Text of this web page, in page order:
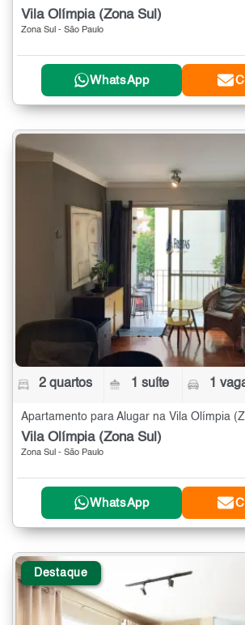
Vila Olímpia (Zona Sul)
Zona Sul - São Paulo
WhatsApp
2 quartos 1 suíte 1
Vila Olímpia (Zona Sul)
Zona Sul - São Paulo
WhatsApp
Destaque